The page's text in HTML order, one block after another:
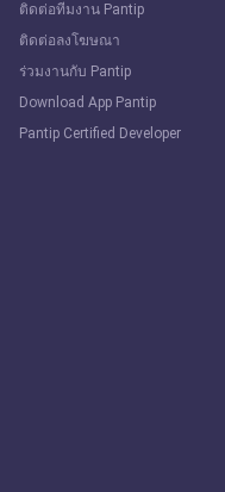
ติดต่อทีมงาน Pantip
ติดต่อลงโฆษณา
ร่วมงานกับ Pantip
Download App Pantip
Pantip Certified Developer